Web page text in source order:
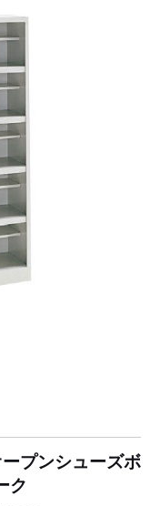
プンシューズボ
ク